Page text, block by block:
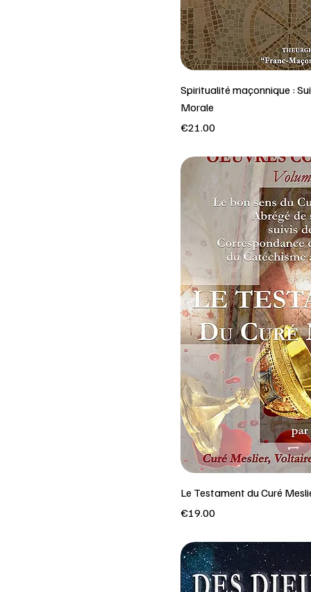
Spiritualité maçonnique :
Morale
Price
€21.00
Le Testament du Curé
Price
€19.00